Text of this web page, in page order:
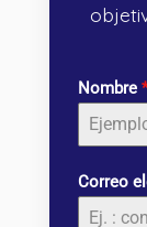
Nombre *
Correo